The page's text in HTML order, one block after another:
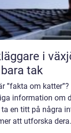
i växjö kunskap, trygghet
tak
”fakta om
information om
en titt på några
att utforska